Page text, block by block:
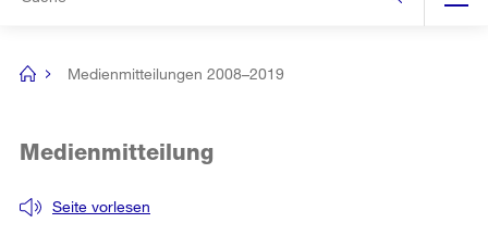
Navigation
[no
Medienmitteilungen 2008–2019
Seite vorlesen
Medienmitteilung